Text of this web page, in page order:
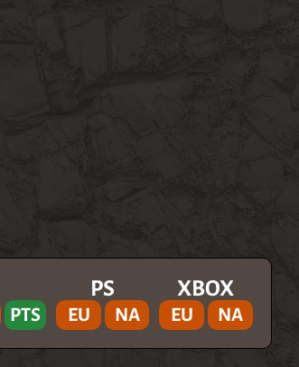
PTS
PS
EU NA
XBOX
EU NA